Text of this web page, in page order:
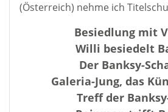
(Österreich) nehme ich
Besiedlung mit
Willi besiedelt
Der Banksy-
Galeria-Jung, das
Treff der